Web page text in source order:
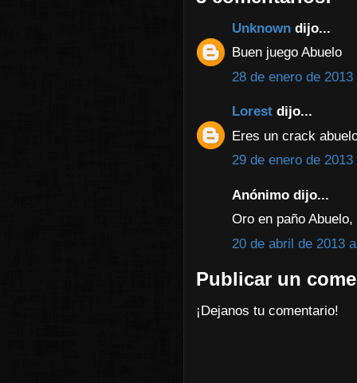
Unknown dijo...
Buen juego Abuelo
28 de enero de
Lorest dijo...
Eres un crack
29 de enero de
Anónimo dijo...
Oro en paño
20 de abril de 2013
Publicar un
¡Dejanos tu comentario!